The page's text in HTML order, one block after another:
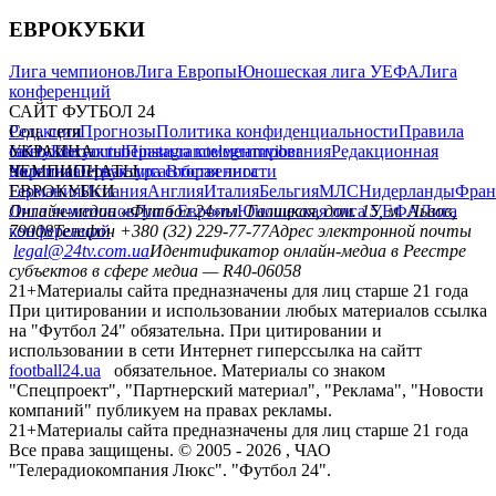
ЕВРОКУБКИ
Лига чемпионовЛига ЕвропыЮношеская лига УЕФАЛига
конференций
САЙТ ФУТБОЛ 24
РедакцияПрогнозыПолитика конфиденциальностиПравила
сайтуКонтактыПравила комментированияРедакционная
политикаСтруктура собственности
Соц. сети
facebookxyoutubeinstagramtelegramviber
УКРАИНА
УкраинаПервая лигаВторая лига
ЧЕМПИОНАТЫ
ГерманияИспанияАнглияИталияБельгияМЛСНидерланды
ЕВРОКУБКИ
Лига чемпионовЛига ЕвропыЮношеская лига УЕФАЛига
конференций
Онлайн-медиа «Футбол 24»пл. Галицкая, дом. 15, м. Львов,
79008Телефон +380 (32) 229-77-77Адрес электронной почты
legal@24tv.com.uaИдентификатор онлайн-медиа в Реестре
субъектов в сфере медиа — R40-06058
21+Материалы сайта предназначены для лиц старше 21 года
При цитировании и использовании любых материалов ссылка
на "Футбол 24" обязательна. При цитировании и
использовании в сети Интернет гиперссылка на сайтт
football24.ua
обязательное. Материалы со знаком
"Спецпроект", "Партнерский материал", "Реклама", "Новости
компаний" публикуем на правах рекламы.
21+Материалы сайта предназначены для лиц старше 21 года
Все права защищены. © 2005 - 2026 , ЧАО
"Телерадиокомпания Люкс". "Футбол 24".